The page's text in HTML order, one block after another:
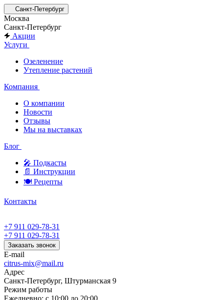
Санкт-Петербург
Москва
Санкт-Петербург
Акции
Услуги
Озеленение
Утепление растений
Компания
О компании
Новости
Отзывы
Мы на выставках
Блог
🎤︎︎ Подкасты
📄 Инструкции
🍽 Рецепты
Контакты
+7 911 029-78-31
+7 911 029-78-31
Заказать звонок
E-mail
citrus-mix@mail.ru
Адрес
Санкт-Петербург, Штурманская 9
Режим работы
Ежедневно: с 10:00 до 20:00